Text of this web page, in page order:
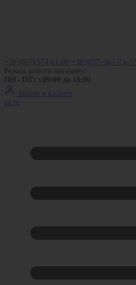
+38 (067) 574-01-08 +38 (057) 341-73-77
Режим роботи магазину:
ПН - ПТ: з 09:00 до 18:00
Увійти в кабінет
ua
ru